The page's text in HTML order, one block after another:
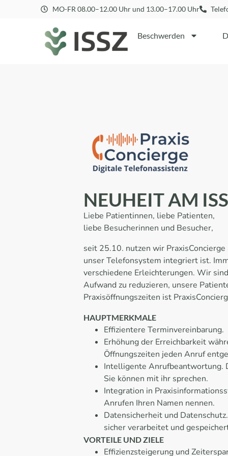
MO-FR 08.00–12.00 Uhr und 13.00–17.00 Uhr
Beschwerden
NEUHEIT AM
Liebe Patientinnen, liebe Patienten,
liebe Besucherinnen und Besucher,
seit 25.10. nutzen wir
unser Telefonsystem integriert ist.
verschiedene Erleichterungen. Wir
Aufwand zu reduzieren, unsere
Praxisöffnungszeiten ist
HAUPTMERKMALE
Effizientere Terminvereinbarung.
Erhöhung der Erreichbarkeit
Öffnungszeiten jeden Anruf
Intelligente Anrufbeantwortung.
Sie können mit ihr sprechen.
Integration in
Anrufen Ihren Namen nennen.
Datensicherheit und
sicher verarbeitet und
VORTEILE UND ZIELE
Effizienzsteigerung und